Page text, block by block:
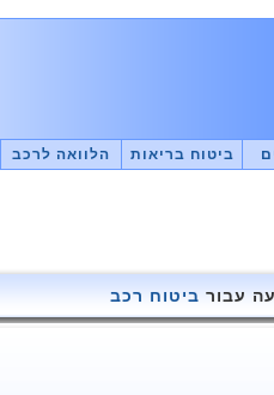
ביטוח בריאות הלוואה לרכב
עבור ביטוח רכב